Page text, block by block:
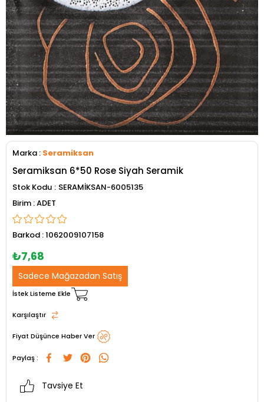
Marka : Seramiksan
Seramiksan 6*50 Rose Siyah Seramik
Stok Kodu
SERAMİKSAN-6005135
ADET
Barkod :1062009107158
₺7,68
Sadece Mağazadan Satış
İstek Listeme Ekle
Karşılaştır
Fiyat Düşünce Haber Ver
Paylaş :
Tavsiye Et